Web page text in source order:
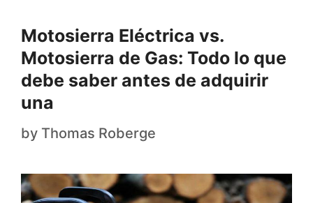
Motosierra Eléctrica vs.
Motosierra de Gas: Todo lo que
debe saber antes de adquirir
una
by Thomas Roberge